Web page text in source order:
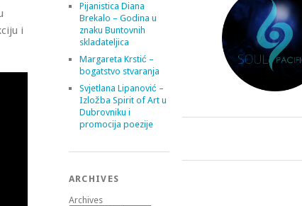
i
Pijanistica Diana
Brekalo – Godina u
znaku Buntovnih
skladateljica
Margareta Krstić –
bogatstvo stvaranja
Svjetlana Lipanović –
Izložba Spirit of Art u
Dubrovniku i
promocija poezije
ARCHIVES
Archives